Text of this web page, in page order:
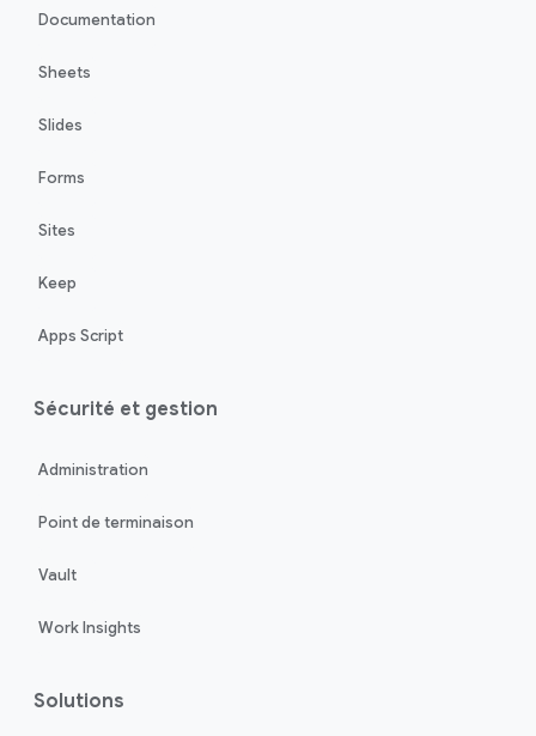
Documentation
Sheets
Slides
Forms
Sites
Keep
Apps Script
Sécurité et gestion
Administration
Point de terminaison
Vault
Work Insights
Solutions